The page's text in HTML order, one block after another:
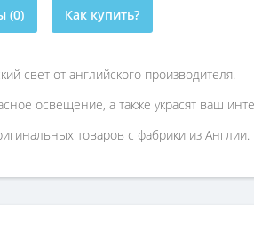
(0) Как купить?
свет от английского производителя.
освещение, а также украсят ваш
товаров с фабрики из Англии.